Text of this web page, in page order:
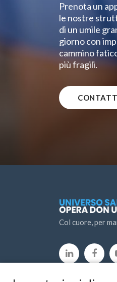
Prenota un
le nostre
di un umile
giorno con
cammino
più fragili.
Col cuore, per